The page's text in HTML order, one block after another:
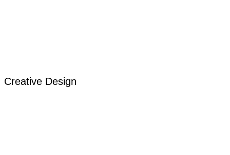
Creative Design